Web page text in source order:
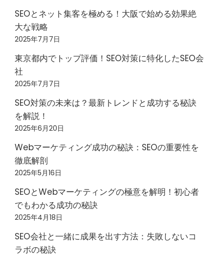
SEOとネット集客を極める！大阪で始める効果絶
大な戦略
2025年7月7日
東京都内でトップ評価！SEO対策に特化したSEO会
社
2025年7月7日
SEO対策の未来は？最新トレンドと成功する秘訣
を解説！
2025年6月20日
Webマーケティング成功の秘訣：SEOの重要性を
徹底解剖
2025年5月16日
SEOとWebマーケティングの極意を解明！初心者
でもわかる成功の秘訣
2025年4月18日
SEO会社と一緒に成果を出す方法：失敗しないコ
ラボの秘訣